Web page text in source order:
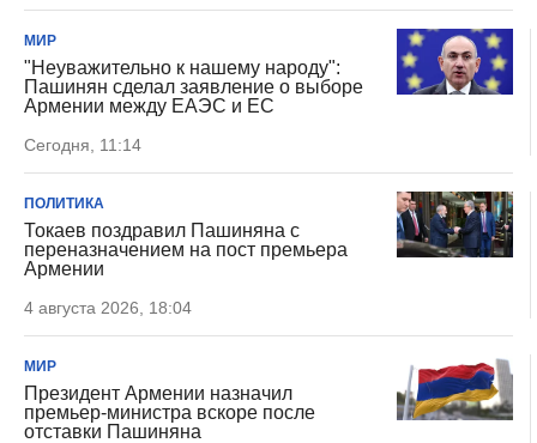
МИР
"Неуважительно к нашему народу":
Пашинян сделал заявление о выборе
Армении между ЕАЭС и ЕС
Сегодня, 11:14
ПОЛИТИКА
Токаев поздравил Пашиняна с
переназначением на пост премьера
Армении
4 августа 2026, 18:04
МИР
Президент Армении назначил
премьер-министра вскоре после
отставки Пашиняна